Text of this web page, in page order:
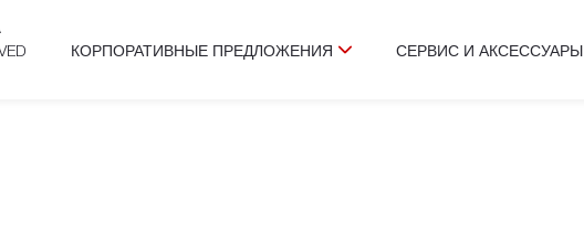
КОРПОРАТИВНЫЕ ПРЕДЛОЖЕНИЯ СЕРВИС И АКСЕССУАРЫ